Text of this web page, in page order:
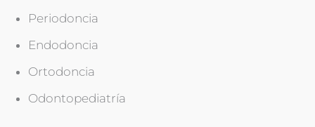
Periodoncia
Endodoncia
Ortodoncia
Odontopediatría